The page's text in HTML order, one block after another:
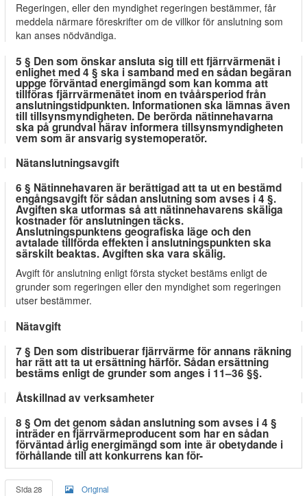
Regeringen, eller den myndighet regeringen bestämmer, får
meddela närmare föreskrifter om de villkor för anslutning som
kan anses nödvändiga.
5 § Den som önskar ansluta sig till ett fjärrvärmenät i
enlighet med 4 § ska i samband med en sådan begäran
uppge förväntad energimängd som kan komma att
tillföras fjärrvärmenätet inom en tvåårsperiod från
anslutningstidpunkten. Informationen ska lämnas även
till tillsynsmyndigheten. De berörda nätinnehavarna
ska på grundval härav informera tillsynsmyndigheten
vem som är ansvarig systemoperatör.
Nätanslutningsavgift
6 § Nätinnehavaren är berättigad att ta ut en bestämd
engångsavgift för sådan anslutning som avses i 4 §.
Avgiften ska utformas så att nätinnehavarens skäliga
kostnader för anslutningen täcks.
Anslutningspunktens geografiska läge och den
avtalade tillförda effekten i anslutningspunkten ska
särskilt beaktas. Avgiften ska vara skälig.
Avgift för anslutning enligt första stycket bestäms enligt de
grunder som regeringen eller den myndighet som regeringen
utser bestämmer.
Nätavgift
7 § Den som distribuerar fjärrvärme för annans räkning
har rätt att ta ut ersättning härför. Sådan ersättning
bestäms enligt de grunder som anges i 11–36 §§.
Åtskillnad av verksamheter
8 § Om det genom sådan anslutning som avses i 4 §
inträder en fjärrvärmeproducent som har en sådan
förväntad årlig energimängd som inte är obetydande i
förhållande till att konkurrens kan för-
Sida 28 Original